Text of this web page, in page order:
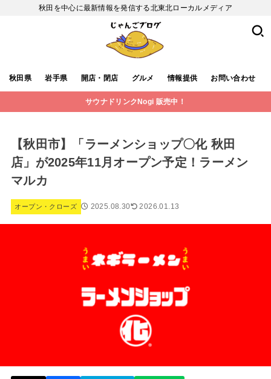
秋田を中心に最新情報を発信する北東北ローカルメディア
秋田県 岩手県 開店・閉店 グルメ 情報提供 お問い合わせ
サウナドリンクNogi 販売中！
【秋田市】「ラーメンショップ〇化 秋田
店」が2025年11月オープン予定！ラーメン
マルカ
オープン・クローズ 2025.08.30 2026.01.13